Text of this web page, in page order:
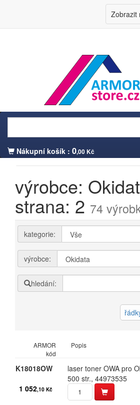
Zobrazit
Nákupní košík : 0,00 Kč
Přihlášení zákazníka
Přihlásit se
Nová registrace
výrobce:
strana: 2 74
kategorie:
výrobce:
hledání:
ARMOR
kód
Popis
K18018OW
laser toner OWA pro
500 str.​,​ 44973535
1 052,10 Kč